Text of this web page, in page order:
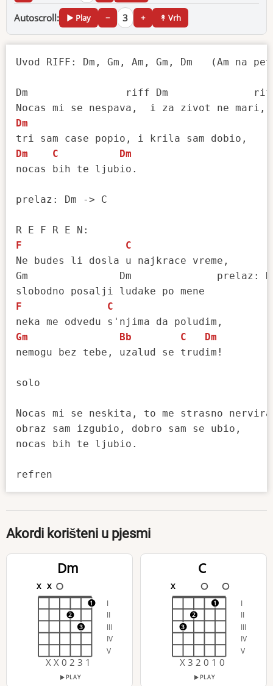
Autoscroll: ▶ Play − 3 + ↟ Vrh
Uvod RIFF: Dm, Gm, Am, Gm, Dm   (Am na
Dm                riff Dm
Dm
Dm
C
Dm
nocas bih te ljubio.
prelaz: Dm -> C
F
C
Ne budes li dosla u najkrace vreme,
Gm               Dm              prelaz:
F
C
Gm
Bb C
Dm
nemogu bez tebe, uzalud se trudim!
solo
Nocas mi se neskita, to me strasno
obraz sam izgubio, dobro sam se ubio,
nocas bih te ljubio.
Akordi korišteni u pjesmi
Dm
x x
I
II
III
IV
V
2
3
1
X X 0 2 3 1
PLAY
C
x
I
II
III
IV
V
3
2
1
X 3 2 0 1 0
PLAY